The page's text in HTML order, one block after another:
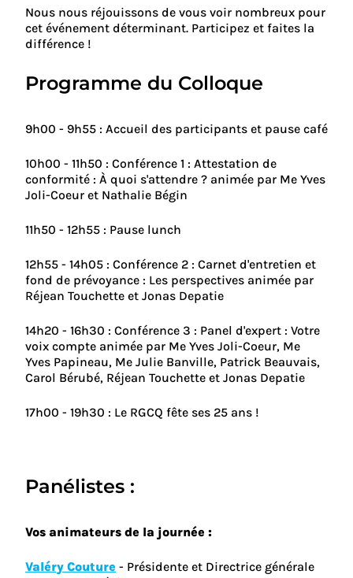
Nous nous réjouissons de vous voir nombreux pour
cet événement déterminant. Participez et faites la
différence !
Programme du Colloque
9h00 - 9h55 : Accueil des participants et pause café
10h00 - 11h50 : Conférence 1 : Attestation de
conformité : À quoi s'attendre ? animée par Me Yves
Joli-Coeur et Nathalie Bégin
11h50 - 12h55 : Pause lunch
12h55 - 14h05 : Conférence 2 : Carnet d'entretien et
fond de prévoyance : Les perspectives animée par
Réjean Touchette et Jonas Depatie
14h20 - 16h30 : Conférence 3 : Panel d'expert : Votre
voix compte animée par Me Yves Joli-Coeur, Me
Yves Papineau, Me Julie Banville, Patrick Beauvais,
Carol Bérubé, Réjean Touchette et Jonas Depatie
17h00 - 19h30 : Le RGCQ fête ses 25 ans !
Panélistes :
Vos animateurs de la journée :
Valéry Couture - Présidente et Directrice générale